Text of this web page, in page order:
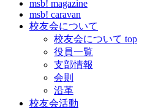
msb! magazine
msb! caravan
校友会について
校友会について top
役員一覧
支部情報
会則
沿革
校友会活動